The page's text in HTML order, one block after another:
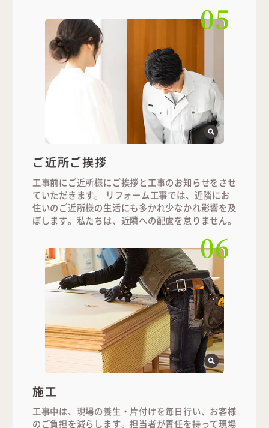
05
ご近所ご挨拶
工事前にご近所様にご挨拶と工事のお知らせをさせ
ていただきます。 リフォーム工事では、近隣にお
住いのご近所様の生活にも多かれ少なかれ影響を及
ぼします。私たちは、近隣への配慮を怠りません。
06
施工
工事中は、現場の養生・片付けを毎日行い、お客様
のご負担を減らします。担当者が責任を持って現場